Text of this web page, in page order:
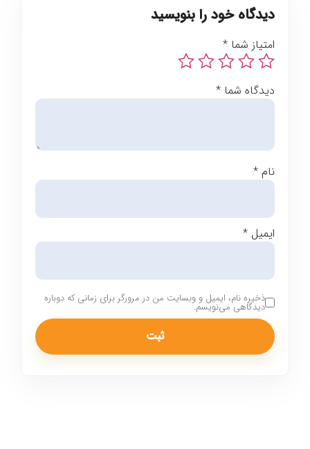
دیدگاه خود را بنویسید
امتیاز شما *
دیدگاه شما *
نام *
ایمیل *
ذخیره نام، ایمیل و وبسایت من در مرورگر برای زمانی که دوباره
دیدگاهی می‌نویسم.